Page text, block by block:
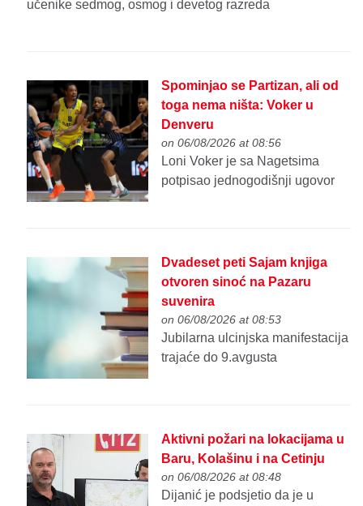
učenike sedmog, osmog i devetog razreda
Spominjao se Partizan, ali od
toga nema ništa: Voker u
Denveru
on 06/08/2026 at 08:56
Loni Voker je sa Nagetsima
potpisao jednogodišnji ugovor
Dvadeset peti Sajam knjiga
otvoren sinoć na Pazaru
suvenira
on 06/08/2026 at 08:53
Jubilarna ulcinjska manifestacija
trajaće do 9.avgusta
Aktivni požari na lokacijama u
Baru, Kolašinu i na Cetinju
on 06/08/2026 at 08:48
Dijanić je podsjetio da je u